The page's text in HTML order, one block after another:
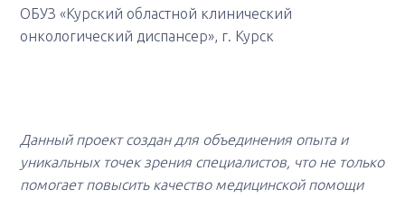
ОБУЗ «Курский областной клинический
онкологический диспансер», г. Курск
Данный проект создан для объединения опыта и
уникальных точек зрения специалистов, что не только
помогает повысить качество медицинской помощи